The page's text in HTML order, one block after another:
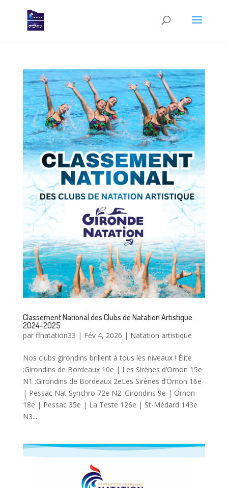
Classement National des Clubs de Natation Artistique
2024–2025
par ffnatation33 | Fév 4, 2026 | Natation artistique
Nos clubs girondins brillent à tous les niveaux ! Élite
:Girondins de Bordeaux 10e | Les Sirènes d’Ornon 15e
N1 :Girondins de Bordeaux 2eLes Sirènes d’Ornon 16e
| Pessac Nat Synchro 72e N2 :Girondins 9e | Ornon
18e | Pessac 35e | La Teste 126e | St-Médard 143e
N3...